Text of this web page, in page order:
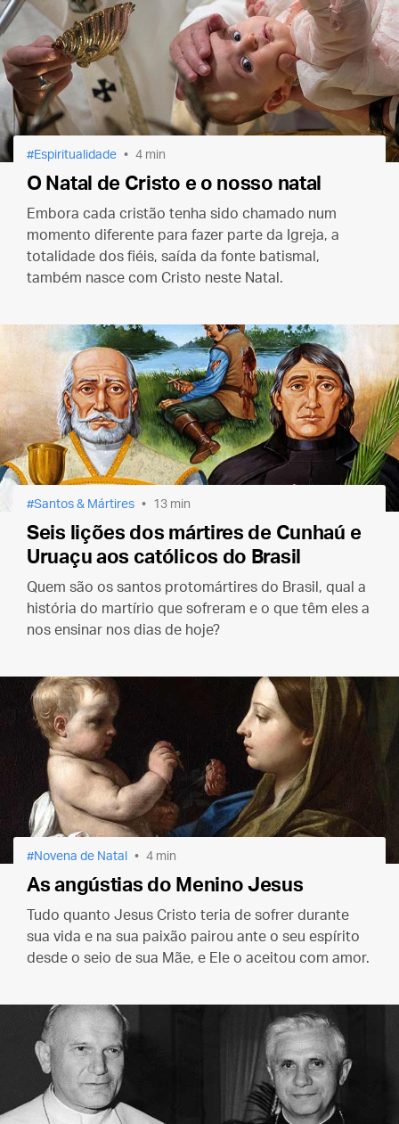
Espiritualidade 4 min
O Natal de Cristo e o nosso natal
Embora cada cristão tenha sido chamado num
momento diferente para fazer parte da Igreja, a
totalidade dos fiéis, saída da fonte batismal,
também nasce com Cristo neste Natal.
Santos & Mártires 13 min
Seis lições dos mártires de Cunhaú e
Uruaçu aos católicos do Brasil
Quem são os santos protomártires do Brasil, qual a
história do martírio que sofreram e o que têm eles a
nos ensinar nos dias de hoje?
Novena de Natal 4 min
As angústias do Menino Jesus
Tudo quanto Jesus Cristo teria de sofrer durante
sua vida e na sua paixão pairou ante o seu espírito
desde o seio de sua Mãe, e Ele o aceitou com amor.